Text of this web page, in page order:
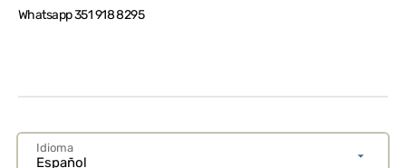
Whatsapp 351 918 8295
Idioma
Español